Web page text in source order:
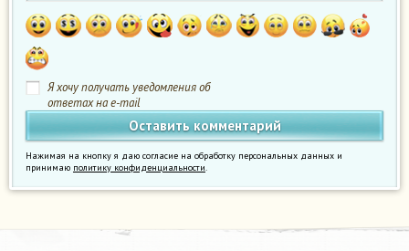
Я хочу получать уведомления об
ответах на e-mail
Нажимая на кнопку я даю согласие на обработку персональных данных и
принимаю политику конфиденциальности.